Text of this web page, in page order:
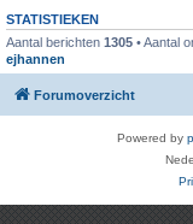
STATISTIEKEN
Aantal berichten 1305 • Aantal
ejhannen
Forumoverzicht
Powered by